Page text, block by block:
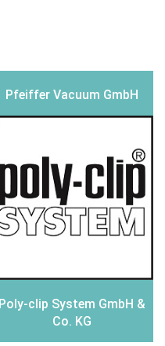
Pfeiffer Vacuum GmbH
Poly-clip System GmbH &
Co. KG